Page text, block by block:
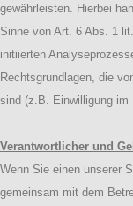
gewährleisten. Hierbei
Sinne von Art. 6 Abs. 1
initiierten
Rechtsgrundlagen, die
sind (z.B. Einwilligung im
Verantwortlicher und
Wenn Sie einen unserer
gemeinsam mit dem